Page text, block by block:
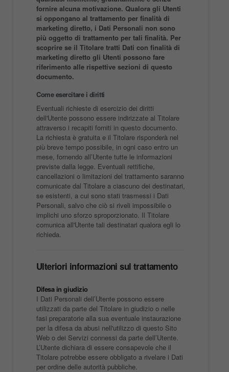
fornire alcuna motivazione. Qualora gli Utenti
si oppongano al trattamento per finalità di
marketing diretto, i Dati Personali non sono
più oggetto di trattamento per tali finalità. Per
scoprire se il Titolare tratti Dati con finalità di
marketing diretto gli Utenti possono fare
riferimento alle rispettive sezioni di questo
documento.
Come esercitare i diritti
Eventuali richieste di esercizio dei diritti
dell'Utente possono essere indirizzate al Titolare
attraverso i recapiti forniti in questo documento.
La richiesta è gratuita e il Titolare risponderà nel
più breve tempo possibile, in ogni caso entro un
mese, fornendo all’Utente tutte le informazioni
previste dalla legge. Eventuali rettifiche,
cancellazioni o limitazioni del trattamento saranno
comunicate dal Titolare a ciascuno dei destinatari,
se esistenti, a cui sono stati trasmessi i Dati
Personali, salvo che ciò si riveli impossibile o
implichi uno sforzo sproporzionato. Il Titolare
comunica all'Utente tali destinatari qualora egli lo
richieda.
Ulteriori informazioni sul trattamento
Difesa in giudizio
I Dati Personali dell’Utente possono essere
utilizzati da parte del Titolare in giudizio o nelle
fasi preparatorie alla sua eventuale instaurazione
per la difesa da abusi nell'utilizzo di questo Sito
Web o dei Servizi connessi da parte dell’Utente.
L’Utente dichiara di essere consapevole che il
Titolare potrebbe essere obbligato a rivelare i Dati
per ordine delle autorità pubbliche.